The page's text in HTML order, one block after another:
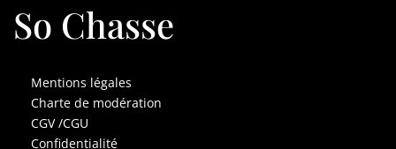
So Chasse
Mentions légales
Charte de modération
CGV /CGU
Confidentialité